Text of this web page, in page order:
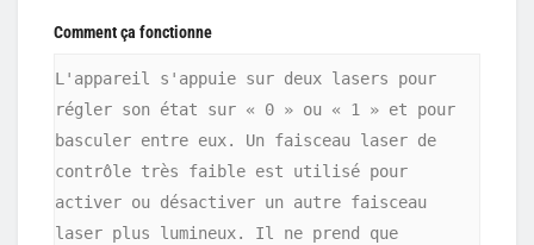
Comment ça fonctionne
L'appareil s'appuie sur deux lasers pour
régler son état sur « 0 » ou « 1 » et pour
basculer entre eux. Un faisceau laser de
contrôle très faible est utilisé pour
activer ou désactiver un autre faisceau
laser plus lumineux. Il ne prend que